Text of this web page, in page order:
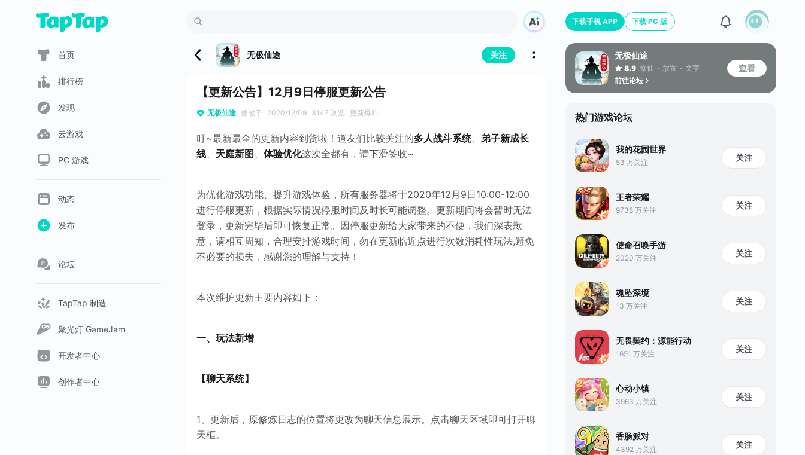
首页
排行榜
发现
云游戏
PC 游戏
动态
发布
论坛
TapTap 制造
聚光灯 GameJam
开发者中心
创作者中心
无极仙途 关注
【更新公告】12月9日停服更新公告
无极仙途 修改于 2020/12/09 3147 浏览 更新爆料
叮~最新最全的更新内容到货啦！道友们比较关注的多人战斗系统、 弟子新成长
线、 天庭新图 、 体验优化这次全都有，请下滑签收~
为优化游戏功能、提升游戏体验，所有服务器将于2020年12月9日10:00-12:00
进行停服更新，根据实际情况停服时间及时长可能调整。更新期间将会暂时无法
登录，更新完毕后即可恢复正常。因停服更新给大家带来的不便，我们深表歉
意，请相互周知，合理安排游戏时间，勿在更新临近点进行次数消耗性玩法,避免
不必要的损失，感谢您的理解与支持！
本次维护更新主要内容如下：
一、玩法新增
【聊天系统】
1、更新后，原修炼日志的位置将更改为聊天信息展示。点击聊天区域即可打开聊
天框。
下载手机 APP 下载 PC 版
无极仙途
8.9 修仙 放置
文字
前往论坛
查看
热门游戏论坛
我的花园世界
53 万关注 关注
王者荣耀
9738 万关注 关注
使命召唤手游
2020 万关注 关注
魂坠深境
13 万关注 关注
无畏契约：源能行动
1651 万关注 关注
心动小镇
3963 万关注 关注
香肠派对
4392 万关注 关注